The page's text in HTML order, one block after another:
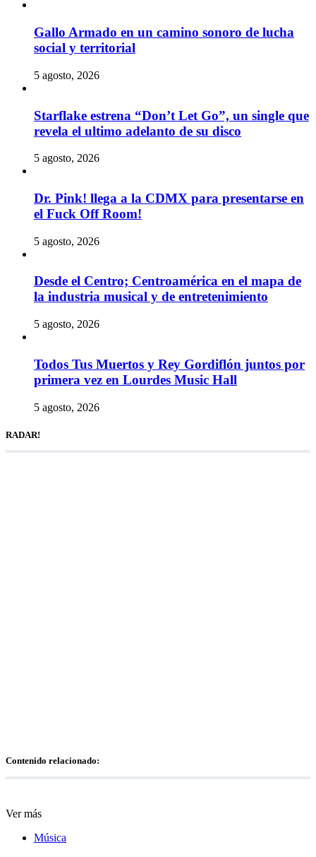
Gallo Armado en un camino sonoro de lucha
social y territorial
5 agosto, 2026
Starflake estrena “Don’t Let Go”, un single que
revela el ultimo adelanto de su disco
5 agosto, 2026
Dr. Pink! llega a la CDMX para presentarse en
el Fuck Off Room!
5 agosto, 2026
Desde el Centro; Centroamérica en el mapa de
la industria musical y de entretenimiento
5 agosto, 2026
Todos Tus Muertos y Rey Gordiflón juntos por
primera vez en Lourdes Music Hall
5 agosto, 2026
RADAR!
Contenido relacionado:
Ver más
Música